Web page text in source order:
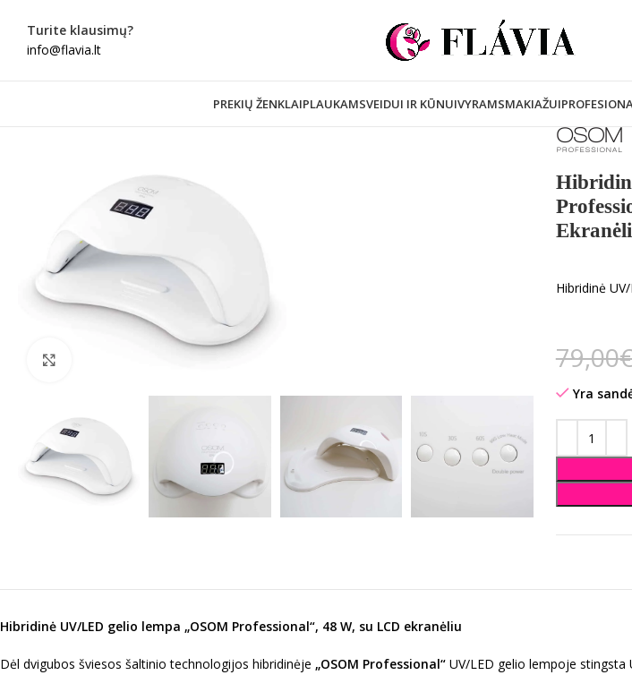
Turite klausimų?
info@flavia.lt
PREKIŲ ŽENKLAIPLAUKAMSVEIDUI IR KŪNUIVYRAMSMAKIAŽUI
Hibridinė
79,00
Yra
Hibridinė UV/LED gelio lempa „OSOM Professional“, 48 W, su LCD ekranėliu
Dėl dvigubos šviesos šaltinio technologijos hibridinėje „OSOM Professional“ UV/LED gelio lempoje stingsta